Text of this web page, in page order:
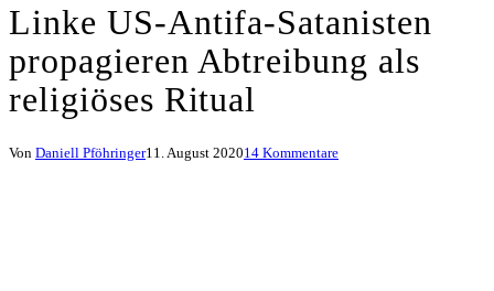
Linke US-Antifa-Satanisten
propagieren Abtreibung als
religiöses Ritual
Von Daniell Pföhringer11. August 202014 Kommentare